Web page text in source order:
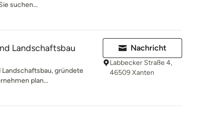
suchen...
Landschaftsbau
gründete
plan...
Nachricht
Labbecker Straße 4,
46509 Xanten